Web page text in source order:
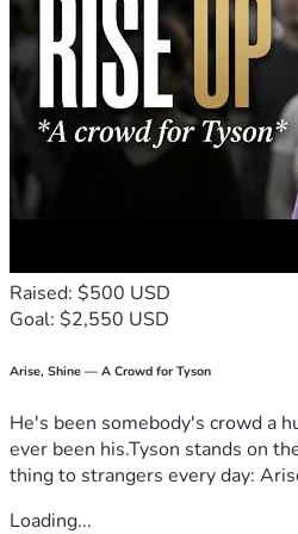
etablieren.
Ziel ist es, eine zentrale
Fragen im Zusammenhang mit
schaffen – insbesondere im
Unterbringung, nachhaltige
langfristige Betreuungskonzepte.
«Jatzinta – das Gnadenkind von
Lizenzrechte H.Gallin-Ast
Dieses kleine Büchlein aus
geprägt.
katholischer Glaube, der mich
Raised: $500 USD
Goal: $2,550 USD
Arise, Shine — A Crowd for Tyson
He's been somebody's crowd a
ever been his.Tyson stands on
thing to strangers every day:
Loading...